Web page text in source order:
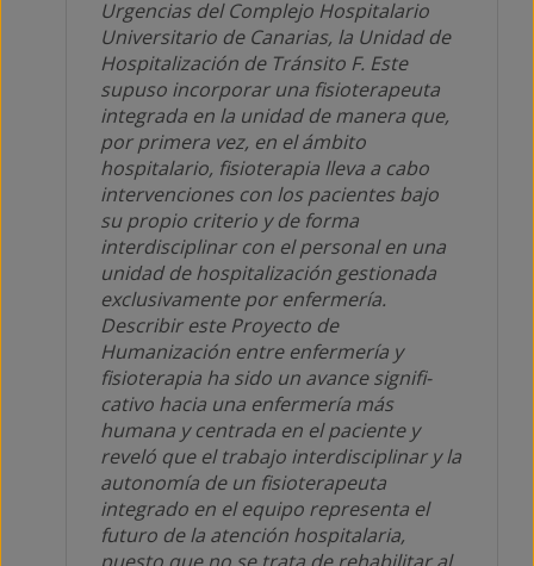
Urgencias del Complejo Hospitalario
Universitario de Canarias, la Unidad de
Hospitalización de Tránsito F. Este
supuso incorporar una fisioterapeuta
integrada en la unidad de manera que,
por primera vez, en el ámbito
hospitalario, fisioterapia lleva a cabo
intervenciones con los pacientes bajo
su propio criterio y de forma
interdisciplinar con el personal en una
unidad de hospitalización gestionada
exclusivamente por enfermería.
Describir este Proyecto de
Humanización entre enfermería y
fisioterapia ha sido un avance signifi-
cativo hacia una enfermería más
humana y centrada en el paciente y
reveló que el trabajo interdisciplinar y la
autonomía de un fisioterapeuta
integrado en el equipo representa el
futuro de la atención hospitalaria,